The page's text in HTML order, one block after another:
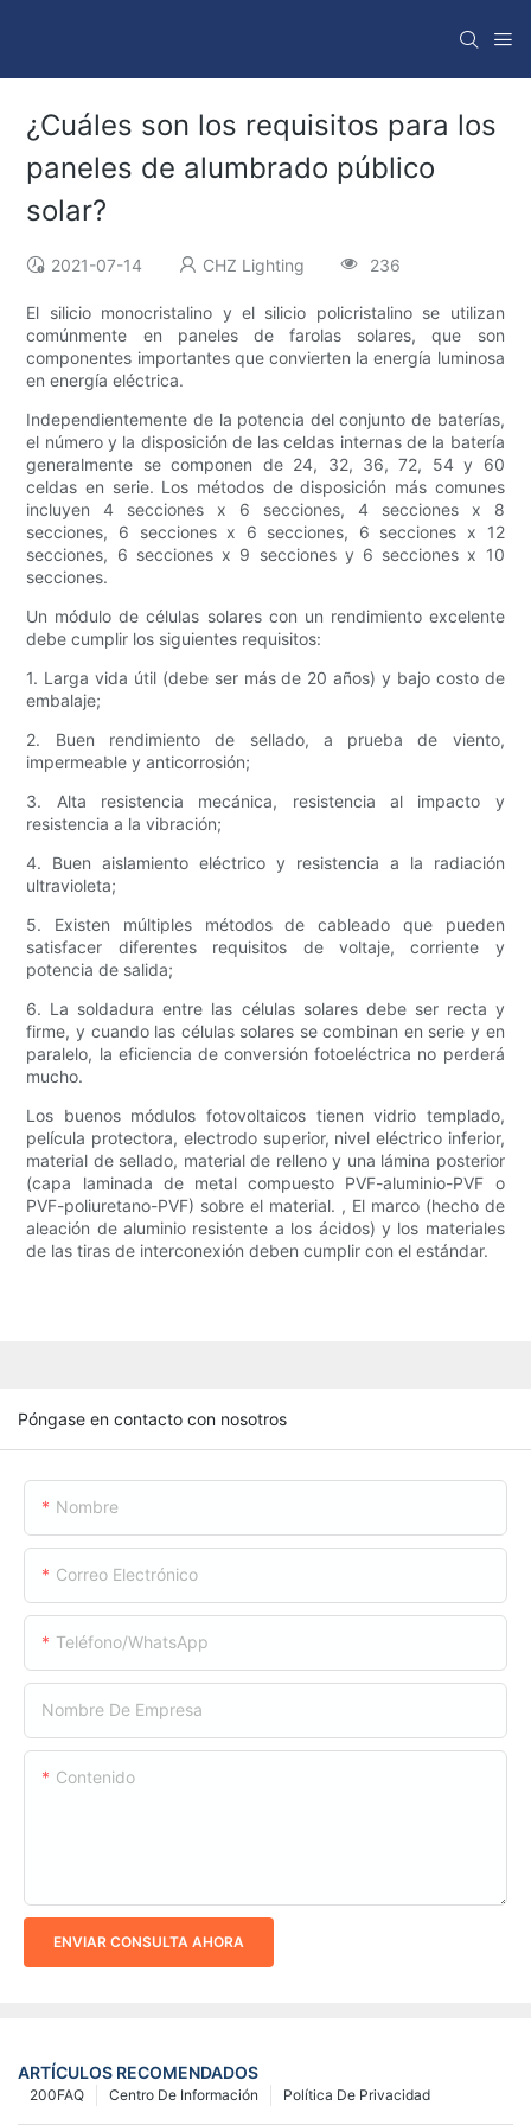
¿Cuáles son los requisitos para los
paneles de alumbrado público
solar?
2021-07-14 CHZ Lighting 236
El silicio monocristalino y el silicio policristalino se utilizan
comúnmente en paneles de farolas solares, que son
componentes importantes que convierten la energía luminosa
en energía eléctrica.
Independientemente de la potencia del conjunto de baterías,
el número y la disposición de las celdas internas de la batería
generalmente se componen de 24, 32, 36, 72, 54 y 60
celdas en serie. Los métodos de disposición más comunes
incluyen 4 secciones x 6 secciones, 4 secciones x 8
secciones, 6 secciones x 6 secciones, 6 secciones x 12
secciones, 6 secciones x 9 secciones y 6 secciones x 10
secciones.
Un módulo de células solares con un rendimiento excelente
debe cumplir los siguientes requisitos:
1. Larga vida útil (debe ser más de 20 años) y bajo costo de
embalaje;
2. Buen rendimiento de sellado, a prueba de viento,
impermeable y anticorrosión;
3. Alta resistencia mecánica, resistencia al impacto y
resistencia a la vibración;
4. Buen aislamiento eléctrico y resistencia a la radiación
ultravioleta;
5. Existen múltiples métodos de cableado que pueden
satisfacer diferentes requisitos de voltaje, corriente y
potencia de salida;
6. La soldadura entre las células solares debe ser recta y
firme, y cuando las células solares se combinan en serie y en
paralelo, la eficiencia de conversión fotoeléctrica no perderá
mucho.
Los buenos módulos fotovoltaicos tienen vidrio templado,
película protectora, electrodo superior, nivel eléctrico inferior,
material de sellado, material de relleno y una lámina posterior
(capa laminada de metal compuesto PVF-aluminio-PVF o
PVF-poliuretano-PVF) sobre el material. , El marco (hecho de
aleación de aluminio resistente a los ácidos) y los materiales
de las tiras de interconexión deben cumplir con el estándar.
Póngase en contacto con nosotros
Nombre
Correo Electrónico
Teléfono/WhatsApp
Nombre De Empresa
Contenido
ENVIAR CONSULTA AHORA
ARTÍCULOS RECOMENDADOS
Política De Privacidad
Centro De Información
200FAQ